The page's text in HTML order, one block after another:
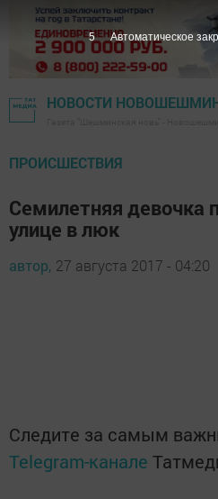
НОВОСТИ
ПРОИСШЕСТВИЯ
Семилетняя девочка
улице в люк
автор, 27 августа 2017 - 04:20
Следите за самым
Telegram-канале
4 Автоматическое